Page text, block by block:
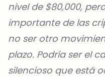
nivel de $80,000,
importante de las
no ser otro
plazo. Podría ser el
silencioso que está